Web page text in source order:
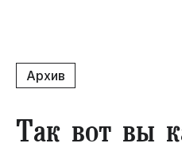
Архив
Так вот вы